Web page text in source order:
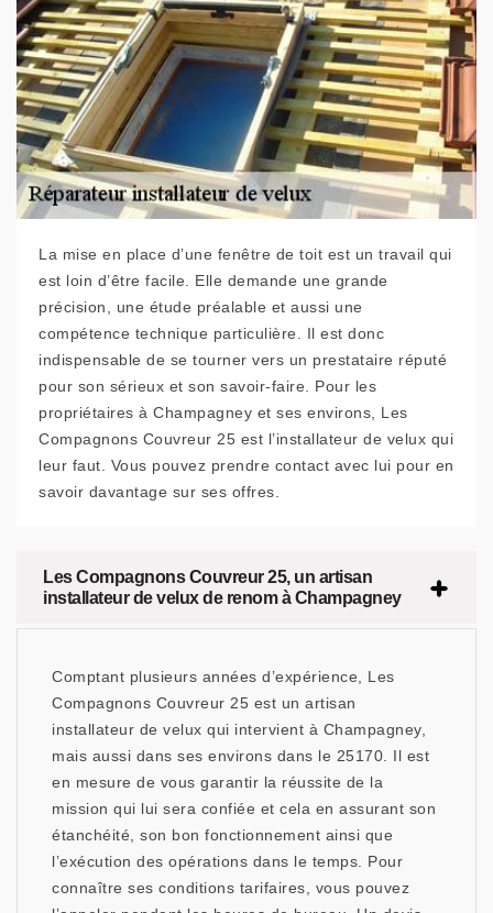
La mise en place d’une fenêtre de toit est un travail qui
est loin d’être facile. Elle demande une grande
précision, une étude préalable et aussi une
compétence technique particulière. Il est donc
indispensable de se tourner vers un prestataire réputé
pour son sérieux et son savoir-faire. Pour les
propriétaires à Champagney et ses environs, Les
Compagnons Couvreur 25 est l’installateur de velux qui
leur faut. Vous pouvez prendre contact avec lui pour en
savoir davantage sur ses offres.
Les Compagnons Couvreur 25, un artisan
installateur de velux de renom à Champagney
Comptant plusieurs années d’expérience, Les
Compagnons Couvreur 25 est un artisan
installateur de velux qui intervient à Champagney,
mais aussi dans ses environs dans le 25170. Il est
en mesure de vous garantir la réussite de la
mission qui lui sera confiée et cela en assurant son
étanchéité, son bon fonctionnement ainsi que
l’exécution des opérations dans le temps. Pour
connaître ses conditions tarifaires, vous pouvez